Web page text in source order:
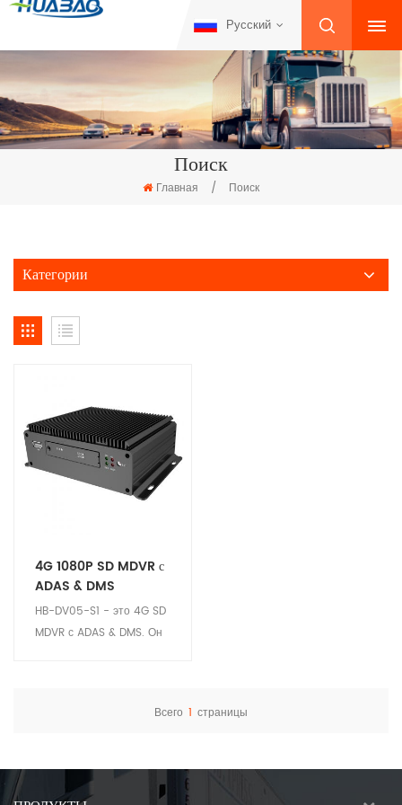
Русский
Поиск
Главная / Поиск
Категории
4G 1080P SD MDVR с
ADAS & DMS
HB-DV05-S1 - это 4G SD
MDVR с ADAS & DMS. Он
использует технологию
использует
Всего 1 страницы